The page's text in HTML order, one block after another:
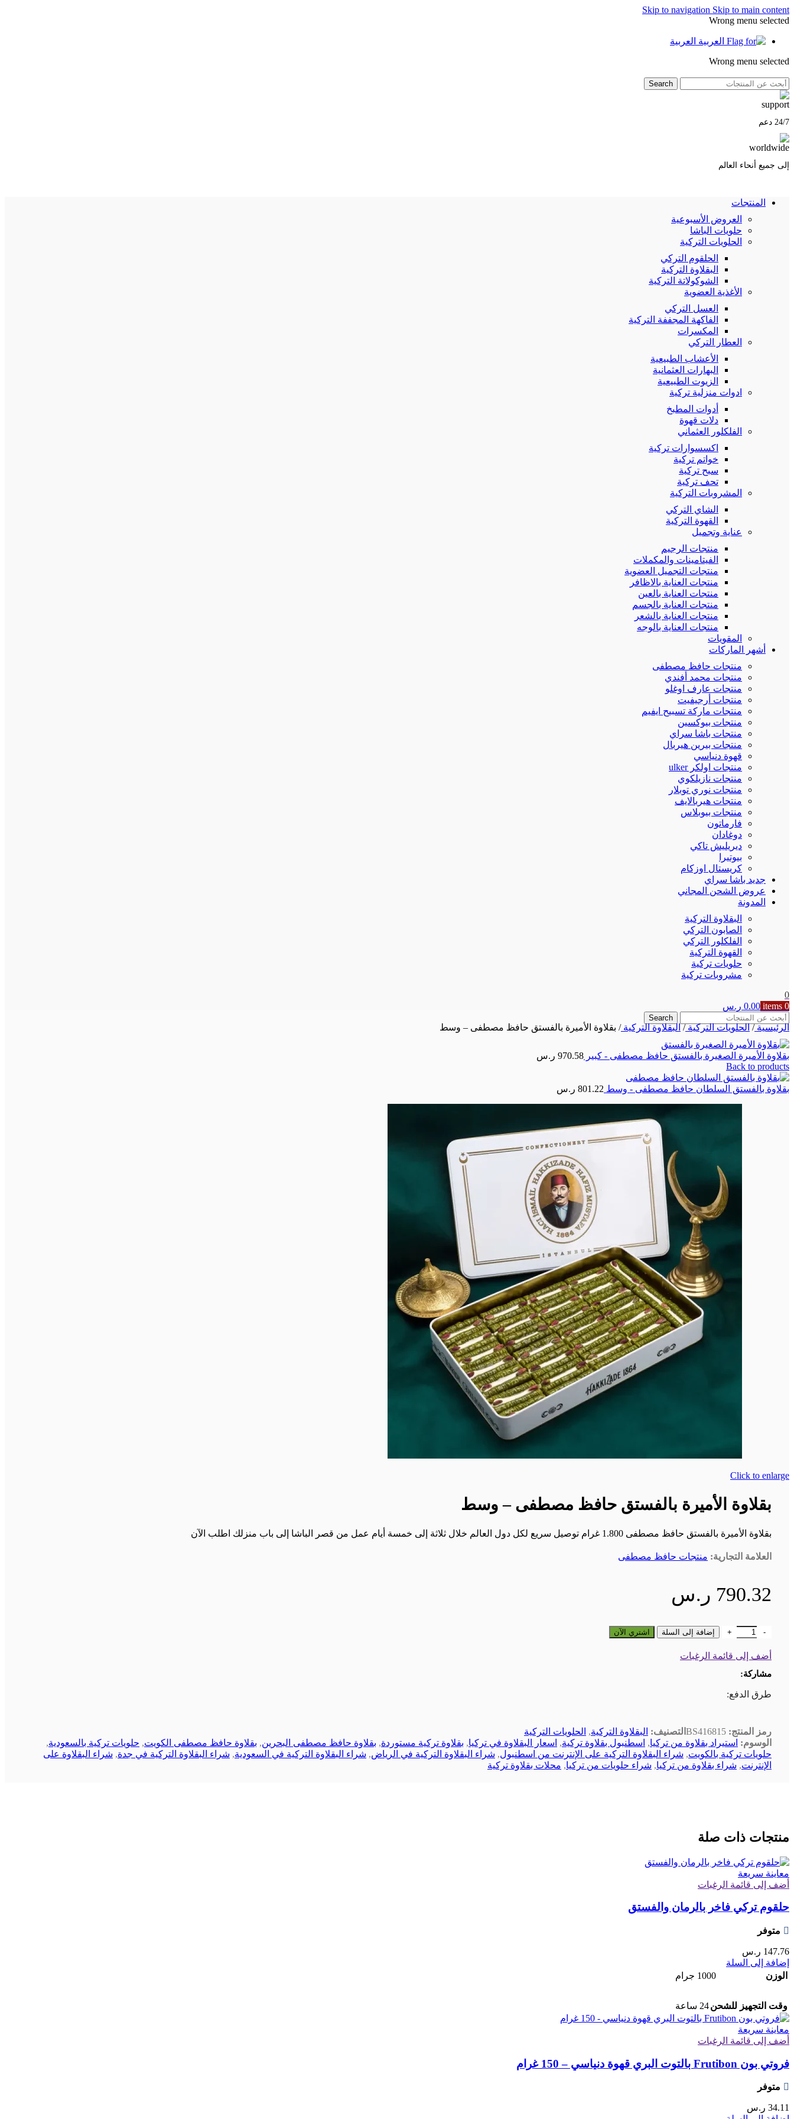
Skip to navigation Skip to main content
Wrong menu selected
العربية
Wrong menu selected
Search
24/7 دعم
إلى جميع أنحاء العالم
المنتجات
العروض الأسبوعية
حلويات الباشا
الحلويات التركية
الحلقوم التركي
البقلاوة التركية
الشوكولاتة التركية
الأغذية العضوية
العسل التركي
الفاكهة المجففة التركية
المكسرات
العطار التركي
الأعشاب الطبيعية
البهارات العثمانية
الزيوت الطبيعية
ادوات منزلية تركية
أدوات المطبخ
دلات قهوة
الفلكلور العثماني
اكسسوارات تركية
خواتم تركية
سبح تركية
تحف تركية
المشروبات التركية
الشاي التركي
القهوة التركية
عناية وتجميل
منتجات الرجيم
الفيتامينات والمكملات
منتجات التجميل العضوية
منتجات العناية بالاظافر
منتجات العناية بالعين
منتجات العناية بالجسم
منتجات العناية بالشعر
منتجات العناية بالوجه
المقويات
أشهر الماركات
منتجات حافظ مصطفى
منتجات محمد أفندي
منتجات عارف اوغلو
منتجات أرجيفيت
منتجات ماركة تسبيح ايفيم
منتجات بيوكسين
منتجات باشا سراي
منتجات بيرين هيربال
قهوة دنياسي
منتجات اولكر ulker
منتجات نازيلكوي
منتجات نوري توبلار
منتجات هيربالايف
منتجات بيوبلاس
فارماتون
دوغادان
ديريليش تاكي
بيوتيرا
كريستال اوزكام
جديد باشا سراي
عروض الشحن المجاني
المدونة
البقلاوة التركية
الصابون التركي
الفلكلور التركي
القهوة التركية
حلويات تركية
مشروبات تركية
0
0
items
0.00 ر.س
Search
الرئيسية/ الحلويات التركية/ البقلاوة التركية/ بقلاوة الأميرة بالفستق حافظ مصطفى – وسط
بقلاوة الأميرة الصغيرة بالفستق حافظ مصطفى - كبير 970.58 ر.س
Back to products
بقلاوة بالفستق السلطان حافظ مصطفى - وسط 801.22 ر.س
Click to enlarge
بقلاوة الأميرة بالفستق حافظ مصطفى – وسط
بقلاوة الأميرة بالفستق حافظ مصطفى 1.800 غرام توصيل سريع لكل دول العالم خلال ثلاثة إلى خمسة أيام عمل من قصر الباشا إلى باب منزلك اطلب الآن
العلامة التجارية: منتجات حافظ مصطفى
790.32 ر.س
كمية بقلاوة الأميرة بالفستق حافظ مصطفى - وسط
إضافة إلى السلة اشتري الآن
أضف إلى قائمة الرغبات
مشاركة:
طرق الدفع:
رمز المنتج: BS416815 التصنيف: البقلاوة التركية, الحلويات التركية
الوسوم: استيراد بقلاوة من تركيا, اسطنبول بقلاوة تركية, اسعار البقلاوة في تركيا, بقلاوة تركية مستوردة, بقلاوة حافظ مصطفى البحرين, بقلاوة حافظ مصطفى الكويت, حلويات تركية بالسعودية,
حلويات تركية بالكويت, شراء البقلاوة التركية على الإنترنت من اسطنبول, شراء البقلاوة التركية في الرياض, شراء البقلاوة التركية في السعودية, شراء البقلاوة التركية في جدة, شراء البقلاوة على
الإنترنت, شراء بقلاوة من تركيا, شراء حلويات من تركيا, محلات بقلاوة تركية
منتجات ذات صلة
معاينة سريعة
أضف إلى قائمة الرغبات
حلقوم تركي فاخر بالرمان والفستق
متوفر
147.76 ر.س
إضافة إلى السلة
الوزن
1000 جرام
وقت التجهيز للشحن24 ساعة
معاينة سريعة
أضف إلى قائمة الرغبات
فروتي بون Frutibon بالتوت البري قهوة دنياسي – 150 غرام
متوفر
34.11 ر.س